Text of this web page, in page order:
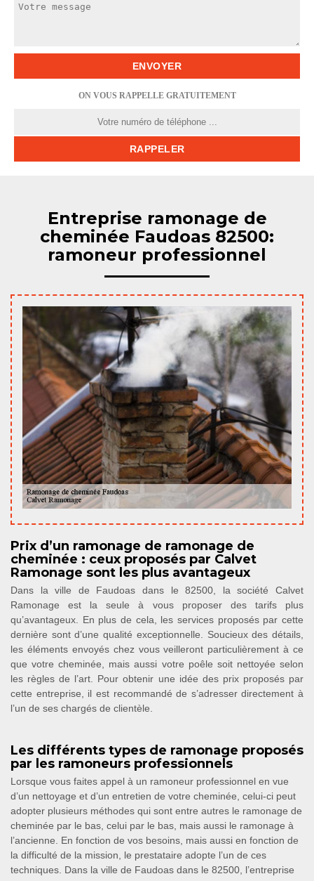
ON VOUS RAPPELLE GRATUITEMENT
Entreprise ramonage de
cheminée Faudoas 82500:
ramoneur professionnel
Prix d’un ramonage de ramonage de
cheminée : ceux proposés par Calvet
Ramonage sont les plus avantageux
Dans la ville de Faudoas dans le 82500, la société Calvet
Ramonage est la seule à vous proposer des tarifs plus
qu’avantageux. En plus de cela, les services proposés par cette
dernière sont d’une qualité exceptionnelle. Soucieux des détails,
les éléments envoyés chez vous veilleront particulièrement à ce
que votre cheminée, mais aussi votre poêle soit nettoyée selon
les règles de l’art. Pour obtenir une idée des prix proposés par
cette entreprise, il est recommandé de s’adresser directement à
l’un de ses chargés de clientèle.
Les différents types de ramonage proposés
par les ramoneurs professionnels
Lorsque vous faites appel à un ramoneur professionnel en vue
d’un nettoyage et d’un entretien de votre cheminée, celui-ci peut
adopter plusieurs méthodes qui sont entre autres le ramonage de
cheminée par le bas, celui par le bas, mais aussi le ramonage à
l’ancienne. En fonction de vos besoins, mais aussi en fonction de
la difficulté de la mission, le prestataire adopte l’un de ces
techniques. Dans la ville de Faudoas dans le 82500, l’entreprise